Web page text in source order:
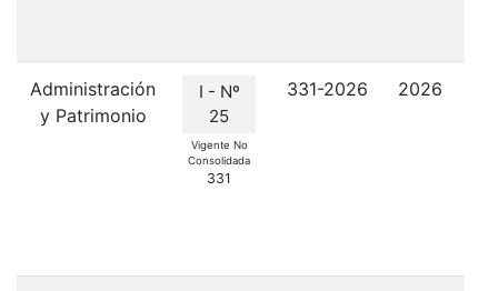
Administración
y Patrimonio
I - Nº
25
Vigente No
Consolidada
331
331-2026 2026